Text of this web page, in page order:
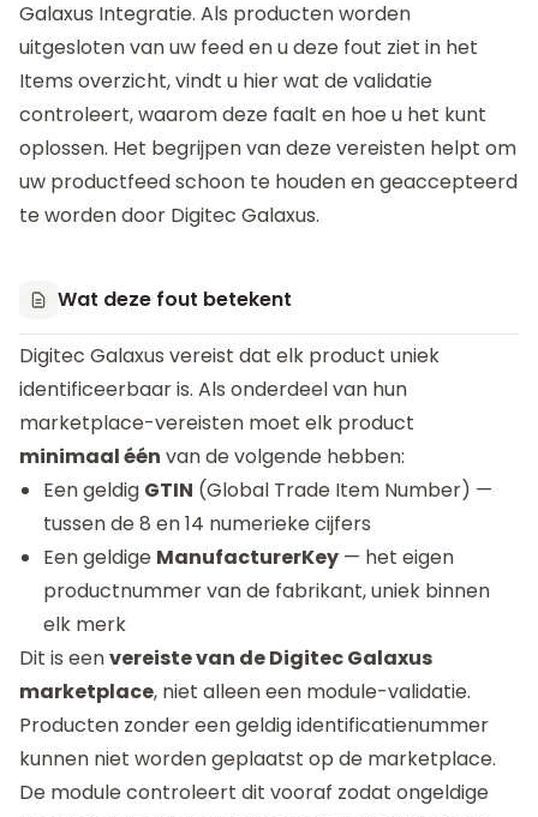
Galaxus Integratie. Als producten worden
uitgesloten van uw feed en u deze fout ziet in het
Items overzicht, vindt u hier wat de validatie
controleert, waarom deze faalt en hoe u het kunt
oplossen. Het begrijpen van deze vereisten helpt om
uw productfeed schoon te houden en geaccepteerd
te worden door Digitec Galaxus.
Wat deze fout betekent
Digitec Galaxus vereist dat elk product uniek
identificeerbaar is. Als onderdeel van hun
marketplace-vereisten moet elk product
minimaal één van de volgende hebben:
Een geldig GTIN (Global Trade Item Number) —
tussen de 8 en 14 numerieke cijfers
Een geldige ManufacturerKey — het eigen
productnummer van de fabrikant, uniek binnen
elk merk
Dit is eenvereiste van de Digitec Galaxus
marketplace, niet alleen een module-validatie.
Producten zonder een geldig identificatienummer
kunnen niet worden geplaatst op de marketplace.
De module controleert dit vooraf zodat ongeldige